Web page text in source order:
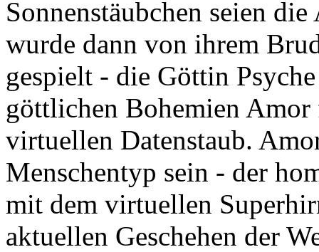
Sonnenstäubchen seien
wurde dann von ihrem
gespielt - die Göttin
göttlichen Bohemien
virtuellen Datenstaub.
Menschentyp sein - der
mit dem virtuellen
aktuellen Geschehen der